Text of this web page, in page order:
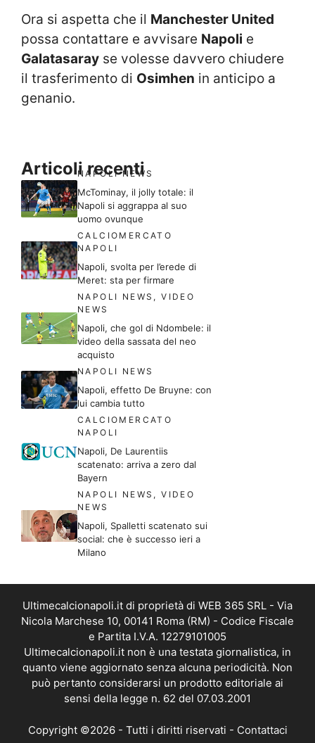
Ora si aspetta che il Manchester United
possa contattare e avvisare Napoli e
Galatasaray se volesse davvero chiudere
il trasferimento di Osimhen in anticipo a
genanio.
Articoli recenti
NAPOLI NEWS
McTominay, il jolly totale: il
Napoli si aggrappa al suo
uomo ovunque
CALCIOMERCATO
NAPOLI
Napoli, svolta per l’erede di
Meret: sta per firmare
NAPOLI NEWS ,VIDEO
NEWS
Napoli, che gol di Ndombele: il
video della sassata del neo
acquisto
NAPOLI NEWS
Napoli, effetto De Bruyne: con
lui cambia tutto
CALCIOMERCATO
NAPOLI
Napoli, De Laurentiis
scatenato: arriva a zero dal
Bayern
NAPOLI NEWS ,VIDEO
NEWS
Napoli, Spalletti scatenato sui
social: che è successo ieri a
Milano
Ultimecalcionapoli.it di proprietà di WEB 365 SRL - Via
Nicola Marchese 10, 00141 Roma (RM) - Codice Fiscale
e Partita I.V.A. 12279101005
Ultimecalcionapoli.it non è una testata giornalistica, in
quanto viene aggiornato senza alcuna periodicità. Non
può pertanto considerarsi un prodotto editoriale ai
sensi della legge n. 62 del 07.03.2001
Copyright ©2026 - Tutti i diritti riservati - Contattaci